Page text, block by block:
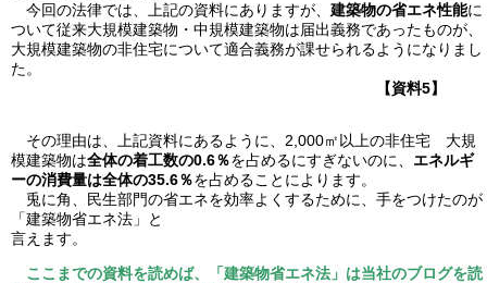
今回の法律では、上記の資料にありますが、 建築物の省エネ性能に
ついて従来大規模建築物・中規模建築物は届出義務であったものが、
大規模建築物の非住宅について適合義務が課せられるようになりまし
た。
【資料5】
その理由は、上記資料にあるように、2,000㎡以上の非住宅 大規
模建築物は全体の着工数の0.6％を占めるにすぎないのに、 エネルギ
ーの消費量は全体の35.6％を占めることによります。
兎に角、民生部門の省エネを効率よくするために、手をつけたのが
「建築物省エネ法」と
言えます。
ここまでの資料を読めば、「建築物省エネ法」は当社のブログを読